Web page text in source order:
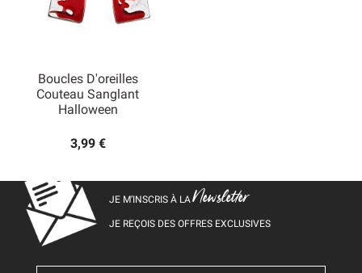
Boucles D'oreilles
Couteau Sanglant
Halloween
3,99 €
JE M’INSCRIS À LANewsletter
JE REÇOIS DES OFFRES EXCLUSIVES